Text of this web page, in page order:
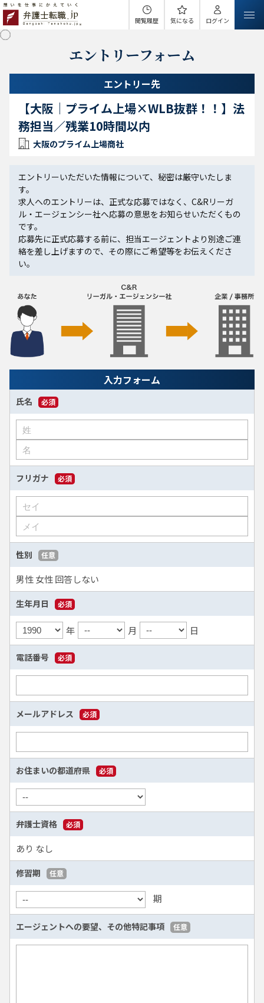
閲覧履歴 気になる ログイン
エントリーフォーム
エントリー先
【大阪｜プライム上場×WLB抜群！！】法
務担当／残業10時間以内
大阪のプライム上場商社
エントリーいただいた情報について、秘密は厳守いたしま
す。
求人へのエントリーは、正式な応募ではなく、C&Rリーガ
ル・エージェンシー社へ応募の意思をお知らせいただくもの
です。
応募先に正式応募する前に、担当エージェントより別途ご連
絡を差し上げますので、その際にご希望等をお伝えくださ
い。
入力フォーム
氏名 必須
フリガナ 必須
性別 任意
男性女性回答しない
生年月日 必須
年 月 日
電話番号 必須
メールアドレス 必須
お住まいの都道府県 必須
弁護士資格 必須
あり なし
修習期 任意
期
エージェントへの要望、 その他特記事項 任意